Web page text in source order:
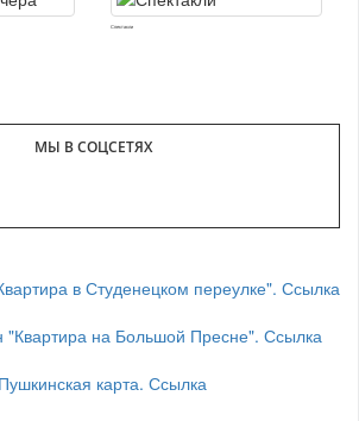
Спектакли
МЫ В СОЦСЕТЯХ